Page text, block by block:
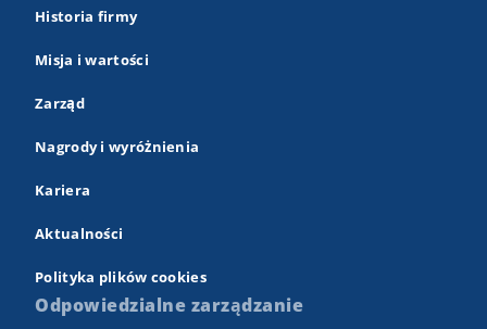
Historia firmy
Misja i wartości
Zarząd
Nagrody i wyróżnienia
Kariera
Aktualności
Polityka plików cookies
Odpowiedzialne zarządzanie